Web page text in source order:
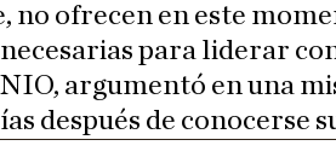
ofrecen en este
para liderar
argumentó en una
después de conocerse